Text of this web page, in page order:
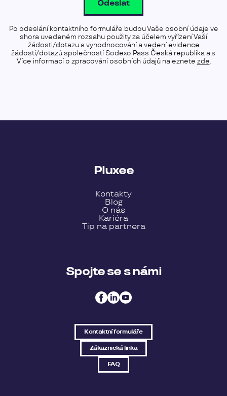
Odeslat
Po odeslání kontaktního formuláře budou Vaše osobní údaje ve
shora uvedeném rozsahu použity za účelem vyřízení Vaší
žádosti/dotazu a vyhodnocování a vedení evidence
žádostí/dotazů společností Sodexo Pass Česká republika a.s.
Více informací o zpracování osobních údajů naleznete zde.
Pluxee
Kontakty
Blog
O nás
Kariéra
Tip na partnera
Spojte se s námi
Kontaktní formuláře
Zákaznická linka
FAQ